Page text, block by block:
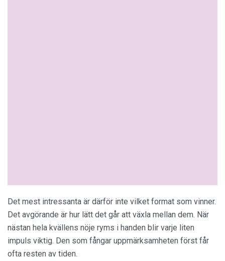
Det mest intressanta är därför inte vilket format som vinner.
Det avgörande är hur lätt det går att växla mellan dem. När
nästan hela kvällens nöje ryms i handen blir varje liten
impuls viktig. Den som fångar uppmärksamheten först får
ofta resten av tiden.